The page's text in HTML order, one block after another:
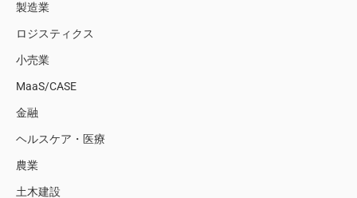
製造業
ロジスティクス
小売業
MaaS/CASE
金融
ヘルスケア・医療
農業
土木建設